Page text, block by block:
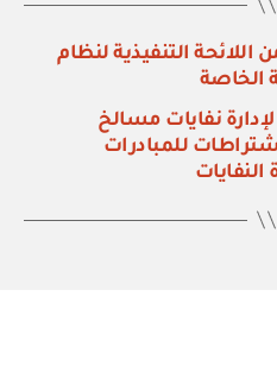
اللائحة التنفيذية لنظام
الخاصة
نفايات مسالخ
للمبادرات